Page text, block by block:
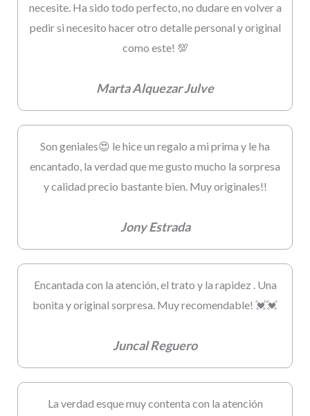
necesite. Ha sido todo perfecto, no dudare en volver a
pedir si necesito hacer otro detalle personal y original
como este! 💯
Marta Alquezar Julve
Son geniales😍 le hice un regalo a mi prima y le ha
encantado, la verdad que me gusto mucho la sorpresa
y calidad precio bastante bien. Muy originales!!
Jony Estrada
Encantada con la atención, el trato y la rapidez . Una
bonita y original sorpresa. Muy recomendable! 💓💓
Juncal Reguero
La verdad esque muy contenta con la atención